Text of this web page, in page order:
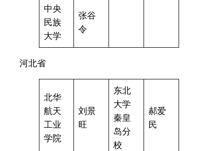
中央
民族
大学
张谷
令
河北省
北华
航天
工业
学院
刘景
旺
东北
大学
秦皇
岛分
校
郝爱
民